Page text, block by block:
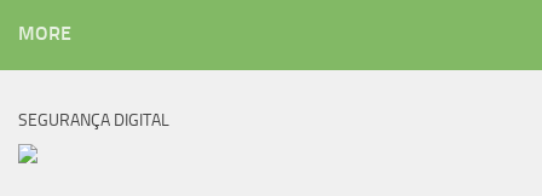
MORE
SEGURANÇA DIGITAL